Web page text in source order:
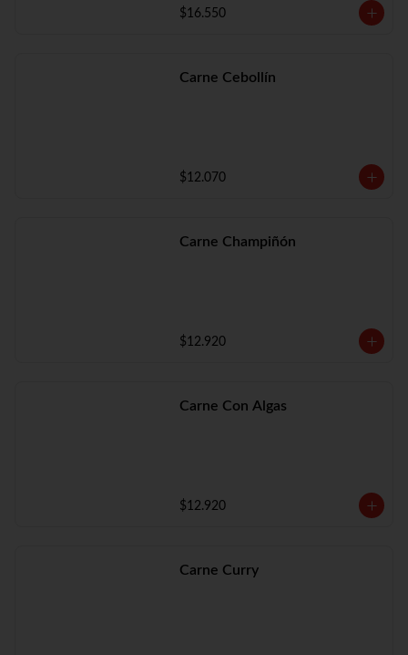
$16.550
Carne Cebollín
$12.070
Carne Champiñón
$12.920
Carne Con Algas
$12.920
Carne Curry